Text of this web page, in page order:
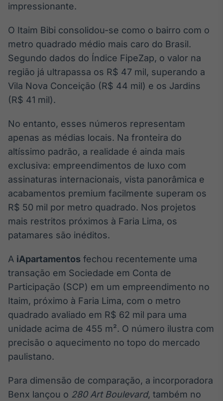
Soluções de
Tecnologia
Broadcast
Radar
Monitoramento
inteligente de
notícias e
conteúdos
Fundos
A melhor
plataforma para
de investimento
no Brasil
IA
Em breve
BroadFast
Em breve
Gestão de
impressionante.
O Itaim Bibi consolidou-se como o bairro com o
metro quadrado médio mais caro do Brasil.
Segundo dados do Índice FipeZap, o valor na
região já ultrapassa os R$ 47 mil, superando a
Vila Nova Conceição (R$ 44 mil) e os Jardins
(R$ 41 mil).
No entanto, esses números representam
apenas as médias locais. Na fronteira do
altíssimo padrão, a realidade é ainda mais
exclusiva: empreendimentos de luxo com
assinaturas internacionais, vista panorâmica e
acabamentos premium facilmente superam os
R$ 50 mil por metro quadrado. Nos projetos
mais restritos próximos à Faria Lima, os
patamares são inéditos.
A iApartamentos fechou recentemente uma
transação em Sociedade em Conta de
Participação (SCP) em um empreendimento no
Itaim, próximo à Faria Lima, com o metro
quadrado avaliado em R$ 62 mil para uma
unidade acima de 455 m². O número ilustra com
precisão o aquecimento no topo do mercado
paulistano.
Para dimensão de comparação, a incorporadora
Benx lançou o 280 Art Boulevard, também no